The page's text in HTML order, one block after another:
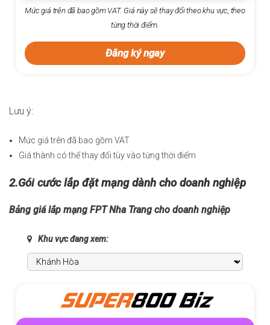
Mức giá trên đã bao gồm VAT. Giá này sẽ thay đổi theo khu vực, theo
từng thời điểm.
Đăng ký ngay
Lưu ý:
Mức giá trên đã bao gồm VAT
Giá thành có thể thay đổi tùy vào từng thời điểm
2.Gói cước lắp đặt mạng dành cho doanh nghiệp
Bảng giá lắp mạng FPT Nha Trang cho doanh nghiệp
Khu vực đang xem:
SUPER800 Biz